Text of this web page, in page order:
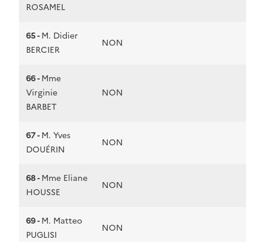
ROSAMEL
65 -M. Didier
BERCIER
NON
66 -Mme
Virginie
BARBET
NON
67 -M. Yves
DOUÉRIN
NON
68 -Mme Eliane
HOUSSE
NON
69 -M. Matteo
PUGLISI
NON